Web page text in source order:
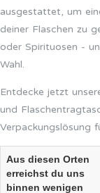
ausgestattet, um
deiner Flaschen zu
oder Spirituosen -
Wahl.
Entdecke jetzt
und
Verpackungslösung
Aus diesen Orten
erreichst du uns
binnen wenigen